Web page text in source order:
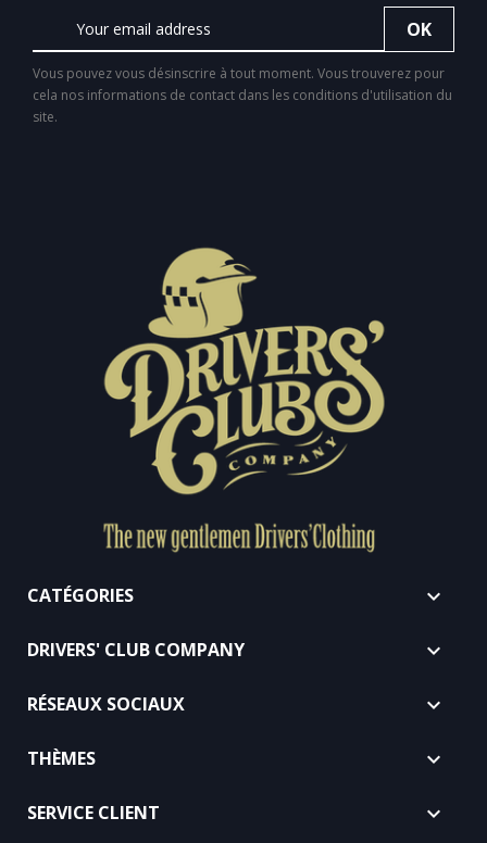
Vous pouvez vous désinscrire à tout moment. Vous trouverez pour
cela nos informations de contact dans les conditions d'utilisation du
site.
CATÉGORIES 
DRIVERS' CLUB COMPANY 
RÉSEAUX SOCIAUX 
THÈMES 
SERVICE CLIENT 